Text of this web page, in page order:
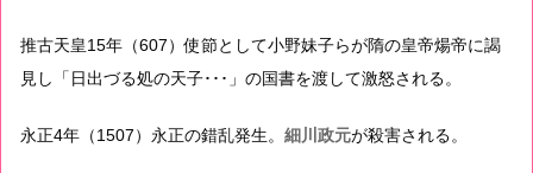
推古天皇15年（607）使節として小野妹子らが隋の皇帝煬帝に謁
見し「日出づる処の天子･･･」の国書を渡して激怒される。
永正4年（1507）永正の錯乱発生。 細川政元が殺害される。